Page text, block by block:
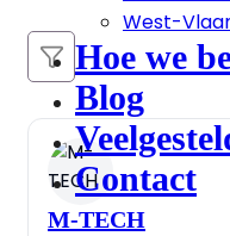
West-
Hoe we
Blog
Contact
M-TECH